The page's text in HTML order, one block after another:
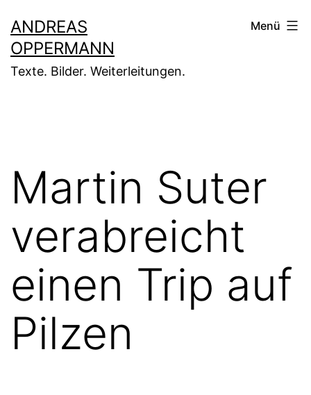
Inhalt
springen
ANDREAS
OPPERMANN
Texte. Bilder. Weiterleitungen.
Menü
Martin Suter
verabreicht
einen Trip auf
Pilzen